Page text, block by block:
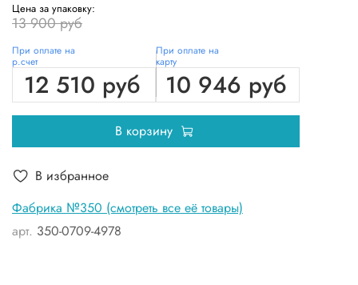
Фабрика №350 (смотреть все её товары)
арт. 350-0709-4978
Цена за упаковку:
13 900 руб
При оплате на
р.счет
12 510 руб
При оплате на
карту
10 946 руб
В корзину
В избранное